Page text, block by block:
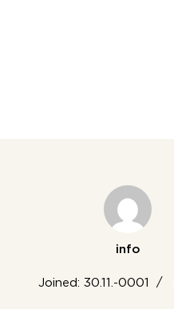
info
Joined: 30.11.-0001